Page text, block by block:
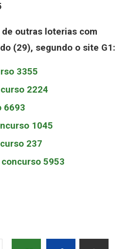
outras loterias com
(29), segundo o site G1:
3355
2224
6693
1045
237
5953